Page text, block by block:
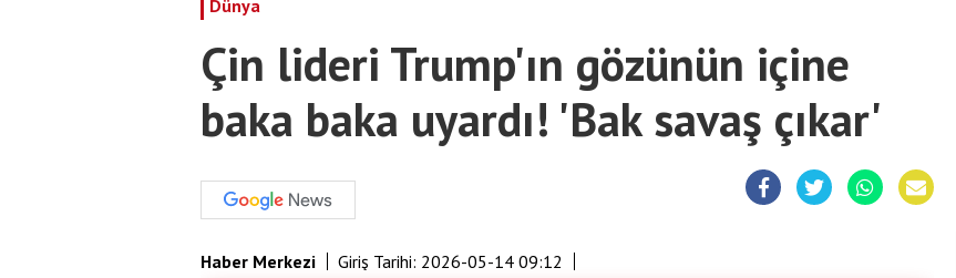
Dünya
Çin lideri Trump'ın gözünün içine
baka baka uyardı! 'Bak savaş çıkar'
Haber Merkezi Giriş Tarihi: 2026-05-14 09:12